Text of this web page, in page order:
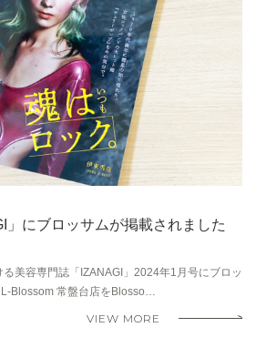
」にブロッサムが掲載されました
美容専門誌「IZANAGI」2024年1月号にブロッ
Blossom 常盤台店をBlosso…
VIEW MORE